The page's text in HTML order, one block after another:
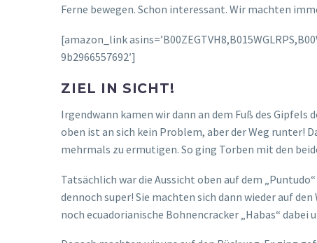
Ferne bewegen. Schon interessant. Wir machten
[amazon_link
9b2966557692′]
ZIEL IN SICHT!
Irgendwann kamen wir dann an dem Fuß des
oben ist an sich kein Problem, aber der Weg runter!
mehrmals zu ermutigen. So ging Torben mit den
Tatsächlich war die Aussicht oben auf dem
dennoch super! Sie machten sich dann wieder auf
noch ecuadorianische Bohnencracker „Habas“ dabei